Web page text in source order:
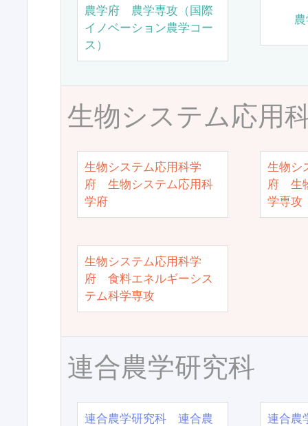
農学府 農学専攻（国際
イノベーション農学コー
ス）
生物システム応用
生物システム応用科学
府 生物システム応用科
学府
生物シ
府 生
学専攻
生物システム応用科学
府 食料エネルギーシス
テム科学専攻
連合農学研究科
連合農学研究科 連合農
連合農